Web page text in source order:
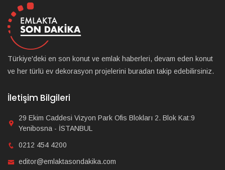
Türkiye'deki en son konut ve emlak haberleri, devam eden konut
ve her türlü ev dekorasyon projelerini buradan takip edebilirsiniz.
İletişim Bilgileri
29 Ekim Caddesi Vizyon Park Ofis Blokları 2. Blok Kat:9
Yenibosna - İSTANBUL
0212 454 4200
editor@emlaktasondakika.com